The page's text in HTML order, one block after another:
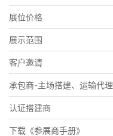
展位价格
展示范围
客户邀请
承包商-主场搭建、运输代理
认证搭建商
下载《参展商手册》